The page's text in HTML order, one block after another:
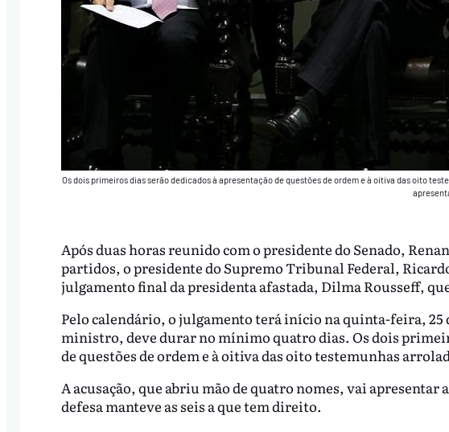
Os dois primeiros dias serão dedicados à apresentação de questões de ordem e à oitiva das oito
Após duas horas reunido com o presidente do Senado,
partidos, o presidente do Supremo Tribunal Federal,
julgamento final da presidenta afastada, Dilma Rousseff,
Pelo calendário, o julgamento terá início na quinta-feira, 25
ministro, deve durar no mínimo quatro dias. Os dois
de questões de ordem e à oitiva das oito testemunhas
A acusação, que abriu mão de quatro nomes, vai apresentar
defesa manteve as seis a que tem direito.